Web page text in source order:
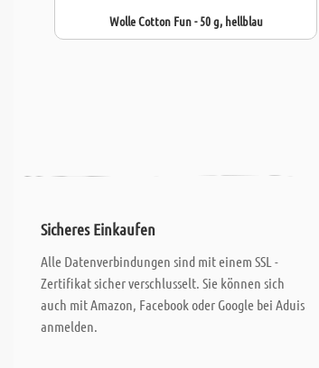
Wolle Cotton Fun - 50 g, hellblau
Sicheres Einkaufen
Alle Datenverbindungen sind mit einem SSL -
Zertifikat sicher verschlusselt. Sie können sich
auch mit Amazon, Facebook oder Google bei Aduis
anmelden.